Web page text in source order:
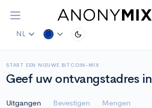
NL
START EEN NIEUWE BITCOIN-MIX
Geef uw ontvangstadres in
Uitgangen Bevestigen Mengen